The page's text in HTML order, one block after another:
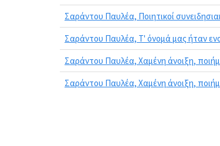
Σαράντου Παυλέα, Ποιητικοί
Σαράντου Παυλέα, Τ' όνομά μας ήταν
Σαράντου Παυλέα, Χαμένη άνοιξη,
Σαράντου Παυλέα, Χαμένη άνοιξη,